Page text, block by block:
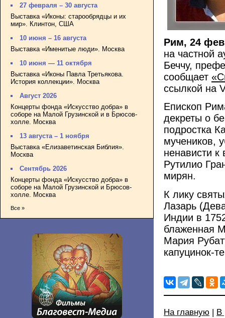
27 февраля – 30 августа
Выставка «Иконы: старообрядцы и их
мир». Клинтон, США
10 июня – 16 августа
Выставка «Именитые люди». Москва
10 июня — 11 октября
Выставка «Иконы Павла Третьякова.
История коллекции». Москва
Август 2026
Концерты фонда «Искусство добра» в
соборе на Малой Грузинской и в Брюсов-
холле. Москва
13 августа – 1 ноября
Выставка «Елизаветинская Библия».
Москва
Сентябрь 2026
Концерты фонда «Искусство добра» в
соборе на Малой Грузинской и Брюсов-
холле. Москва
Все »
Рим, 24
на частной
Беччу,
сообщает
ссылкой на
Епископ
декреты о
подростка
мучеников,
ненависти
Рутилио
мирян.
К лику
Лазарь
Индии в
блаженная
Мария
капуцинок-
На главную В